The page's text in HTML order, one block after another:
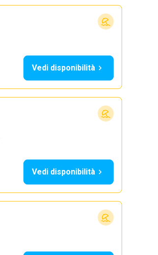
Vedi disponibilità
Vedi disponibilità